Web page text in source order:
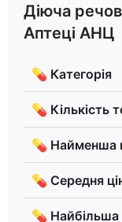
Діюча
Аптеці АНЦ
💊 Категорія
💊 Кількість
💊 Найменша
💊 Середня
💊 Найбільша